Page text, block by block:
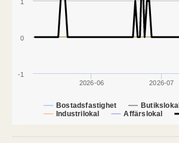
Bostadsfastighet Butikslokal
Industrilokal
Affärslokal
2026-06 2026-07
0
1
-1